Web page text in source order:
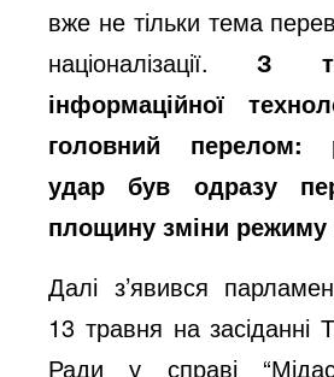
вже не тільки тема
націоналізації.З
інформаційної
головний перелом:
удар був одразу
площину зміни режиму
Далі з’явився
13 травня на засіданні
Ради у справі